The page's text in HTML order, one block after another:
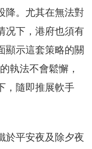
降。尤其在無法對
况下，港府也須有
顯示這套策略的關
執法不會鬆懈，
，隨即推展軟手
於平安夜及除夕夜